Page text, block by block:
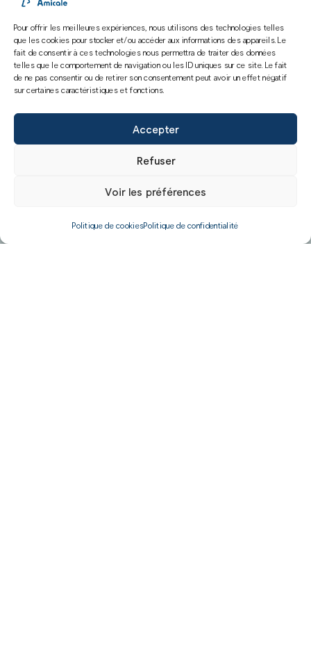
Pour offrir les meilleures expériences, nous utilisons des technologies telles
que les cookies pour stocker et/ou accéder aux informations des appareils. Le
fait de consentir à ces technologies nous permettra de traiter des données
telles que le comportement de navigation ou les ID uniques sur ce site. Le fait
de ne pas consentir ou de retirer son consentement peut avoir un effet négatif
sur certaines caractéristiques et fonctions.
Accepter
Refuser
Voir les préférences
Politique de cookiesPolitique de confidentialité